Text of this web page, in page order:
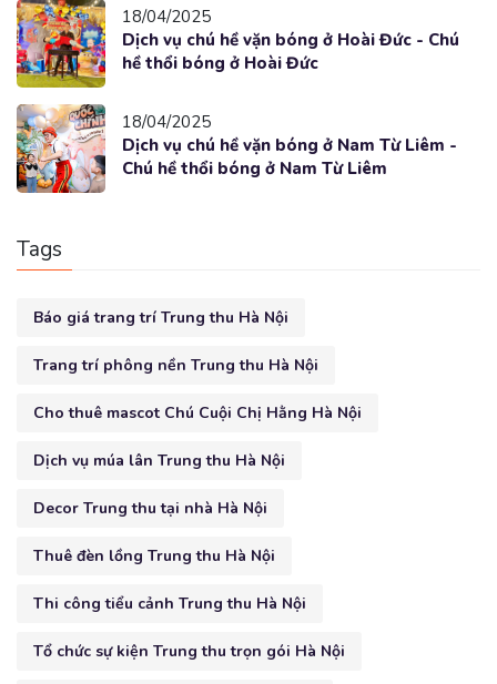
18/04/2025
Dịch vụ chú hề vặn bóng ở Hoài Đức - Chú
hề thổi bóng ở Hoài Đức
18/04/2025
Dịch vụ chú hề vặn bóng ở Nam Từ Liêm -
Chú hề thổi bóng ở Nam Từ Liêm
Tags
Báo giá trang trí Trung thu Hà Nội
Trang trí phông nền Trung thu Hà Nội
Cho thuê mascot Chú Cuội Chị Hằng Hà Nội
Dịch vụ múa lân Trung thu Hà Nội
Decor Trung thu tại nhà Hà Nội
Thuê đèn lồng Trung thu Hà Nội
Thi công tiểu cảnh Trung thu Hà Nội
Tổ chức sự kiện Trung thu trọn gói Hà Nội